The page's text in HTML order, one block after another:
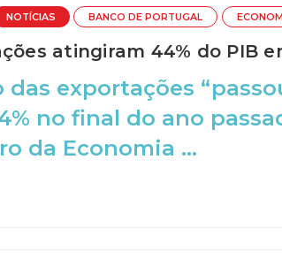
NOTÍCIAS BANCO DE PORTUGAL
atingiram 44% do PIB
das exportações
no final do ano
da Economia ...